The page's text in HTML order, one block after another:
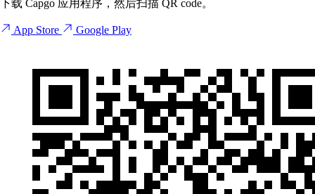
下载 Capgo 应用程序，然后扫描 QR code。
App Store Google Play